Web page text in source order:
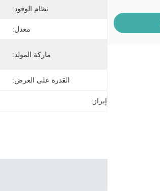
نظام الوقود:
معدل:
ماركة المولد:
القدرة على العرض:
إبراز: